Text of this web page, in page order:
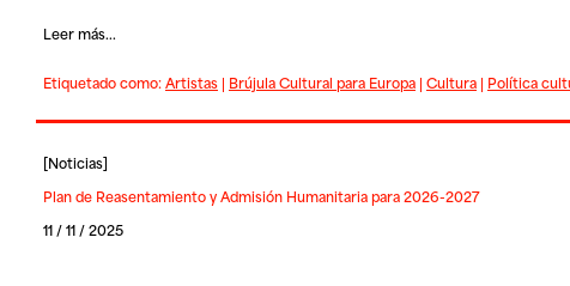
Leer más...
Etiquetado como:Artistas| Brújula Cultural para Europa| Cultura| Política
[Noticias]
Plan de Reasentamiento y Admisión Humanitaria para 2026-2027
11 / 11 / 2025